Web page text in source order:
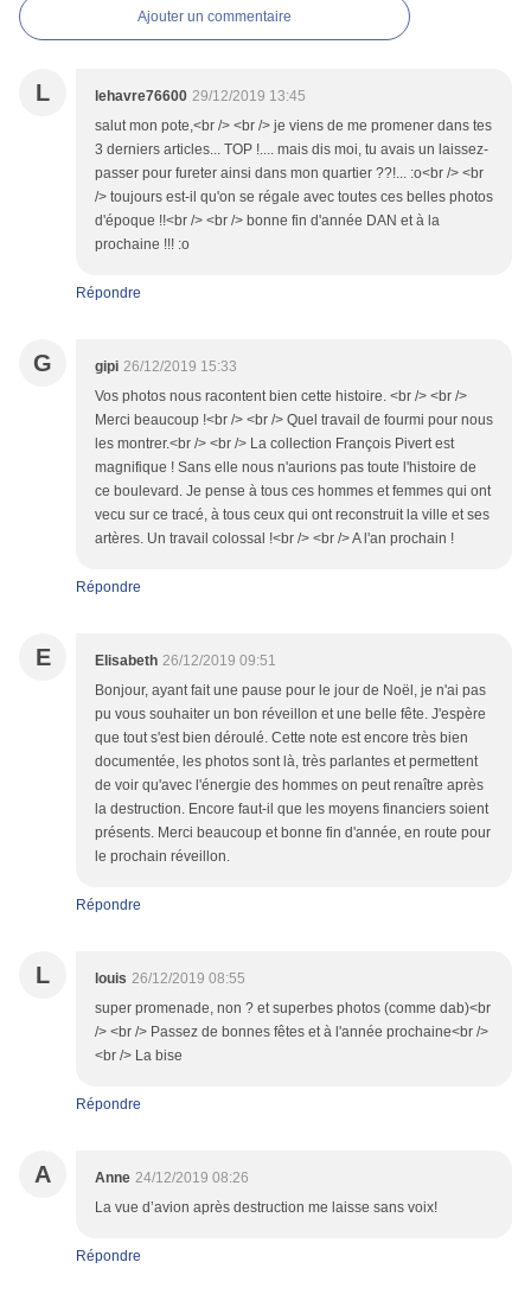
Ajouter un commentaire
L lehavre76600 29/12/2019 13:45
salut mon pote,<br /> <br /> je viens de me promener dans tes
3 derniers articles... TOP !.... mais dis moi, tu avais un laissez-
passer pour fureter ainsi dans mon quartier ??!... :o<br /> <br
/> toujours est-il qu'on se régale avec toutes ces belles photos
d'époque !!<br /> <br /> bonne fin d'année DAN et à la
prochaine !!! :o
Répondre
G gipi 26/12/2019 15:33
Vos photos nous racontent bien cette histoire. <br /> <br />
Merci beaucoup !<br /> <br /> Quel travail de fourmi pour nous
les montrer.<br /> <br /> La collection François Pivert est
magnifique ! Sans elle nous n'aurions pas toute l'histoire de
ce boulevard. Je pense à tous ces hommes et femmes qui ont
vecu sur ce tracé, à tous ceux qui ont reconstruit la ville et ses
artères. Un travail colossal !<br /> <br /> A l'an prochain !
Répondre
E Elisabeth 26/12/2019 09:51
Bonjour, ayant fait une pause pour le jour de Noël, je n'ai pas
pu vous souhaiter un bon réveillon et une belle fête. J'espère
que tout s'est bien déroulé. Cette note est encore très bien
documentée, les photos sont là, très parlantes et permettent
de voir qu'avec l'énergie des hommes on peut renaître après
la destruction. Encore faut-il que les moyens financiers soient
présents. Merci beaucoup et bonne fin d'année, en route pour
le prochain réveillon.
Répondre
L louis 26/12/2019 08:55
super promenade, non ? et superbes photos (comme dab)<br
/> <br /> Passez de bonnes fêtes et à l'année prochaine<br />
<br /> La bise
Répondre
A Anne 24/12/2019 08:26
La vue d’avion après destruction me laisse sans voix!
Répondre